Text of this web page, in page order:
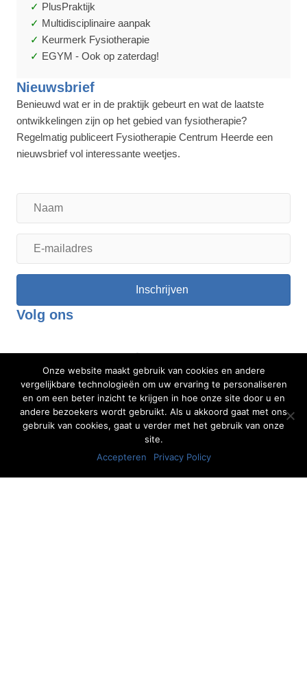
PlusPraktijk
Multidisciplinaire aanpak
Keurmerk Fysiotherapie
EGYM - Ook op zaterdag!
Nieuwsbrief
Benieuwd wat er in de praktijk gebeurt en wat de laatste
ontwikkelingen zijn op het gebied van fysiotherapie?
Regelmatig publiceert Fysiotherapie Centrum Heerde een
nieuwsbrief vol interessante weetjes.
Inschrijven
Volg ons
Onze website maakt gebruik van cookies en andere
vergelijkbare technologieën om uw ervaring te personaliseren
en om een beter inzicht te krijgen in hoe onze site door u en
andere bezoekers wordt gebruikt. Als u akkoord gaat met ons
gebruik van cookies, gaat u verder met het gebruik van onze
site.
Accepteren
Privacy Policy